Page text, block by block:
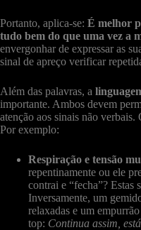
Portanto, aplica-se: É melhor
tudo bem do que uma vez a
envergonhar de expressar as
sinal de apreço verificar
Além das palavras, a
importante. Ambos devem
atenção aos sinais não verbais.
Por exemplo:
Respiração e tensão
repentinamente ou ele
contrai e “fecha”? Estas
Inversamente, um
relaxadas e um
top: Continua assim,